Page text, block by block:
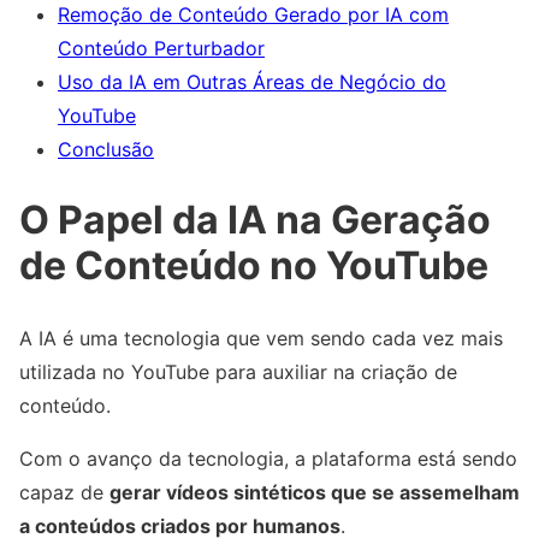
Remoção de Conteúdo Gerado por IA com
Conteúdo Perturbador
Uso da IA em Outras Áreas de Negócio do
YouTube
Conclusão
O Papel da IA na Geração
de Conteúdo no YouTube
A IA é uma tecnologia que vem sendo cada vez mais
utilizada no YouTube para auxiliar na criação de
conteúdo.
Com o avanço da tecnologia, a plataforma está sendo
capaz de gerar vídeos sintéticos que se assemelham
a conteúdos criados por humanos.